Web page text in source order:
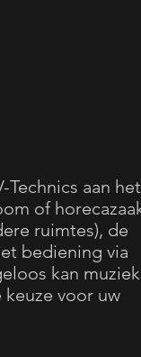
aan het
of
ruimtes), de
bediening via
kan muziek
keuze voor uw